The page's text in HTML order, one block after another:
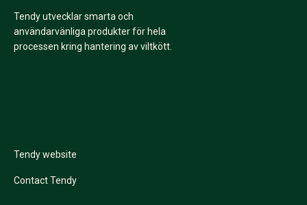
Tendy utvecklar smarta och
användarvänliga produkter för hela
processen kring hantering av viltkött.
Tendy website
Contact Tendy